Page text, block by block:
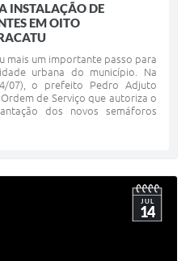
INSTALAÇÃO DE
EM OITO
mais um importante passo para
urbana do município. Na
07), o prefeito Pedro Adjuto
de Serviço que autoriza o
dos novos semáforos
JUL
14